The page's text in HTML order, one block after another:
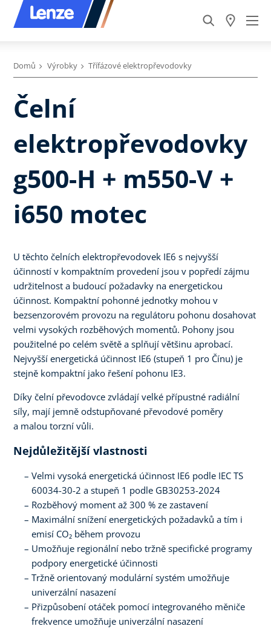
Domů Výrobky Třífázové elektropřevodovky
Čelní
elektropřevodovky
g500-H + m550-V +
i650 motec
U těchto čelních elektropřevodovek IE6 s nejvyšší
účinností v kompaktním provedení jsou v popředí zájmu
udržitelnost a budoucí požadavky na energetickou
účinnost. Kompaktní pohonné jednotky mohou v
bezsenzorovém provozu na regulátoru pohonu dosahovat
velmi vysokých rozběhových momentů. Pohony jsou
použitelné po celém světě a splňují většinu aprobací.
Nejvyšší energetická účinnost IE6 (stupeň 1 pro Čínu) je
stejně kompaktní jako řešení pohonu IE3.
Díky čelní převodovce zvládají velké přípustné radiální
síly, mají jemně odstupňované převodové poměry
a malou torzní vůli.
Nejdůležitější vlastnosti
Velmi vysoká energetická účinnost IE6 podle IEC TS
60034-30-2 a stupeň 1 podle GB30253-2024
Rozběhový moment až 300 % ze zastavení
Maximální snížení energetických požadavků a tím i
emisí CO₂ během provozu
Umožňuje regionální nebo tržně specifické programy
podpory energetické účinnosti
Tržně orientovaný modulární systém umožňuje
univerzální nasazení
Přizpůsobení otáček pomocí integrovaného měniče
frekvence umožňuje univerzální nasazení